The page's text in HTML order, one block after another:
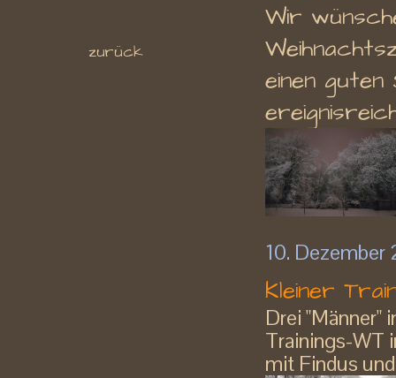
zurück
Wir
einen
10. Dezember
Kleiner
Drei "Männer"
Trainings-WT
mit Findus